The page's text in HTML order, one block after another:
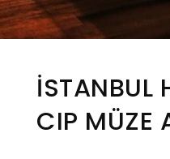
İSTANBUL
CIP MÜZE